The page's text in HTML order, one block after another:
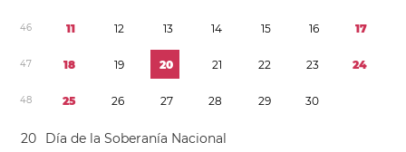
46 11 12 13 14 15 16 17
47 18 19 20 21 22 23 24
48 25 26 27 28 29 30
20 Día de la Soberanía Nacional